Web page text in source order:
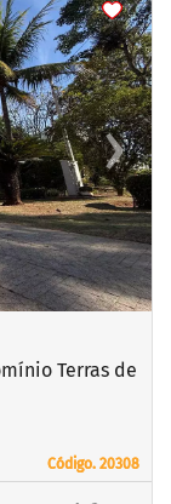
›Next
Código. 20308
Código. 20308
Terras de